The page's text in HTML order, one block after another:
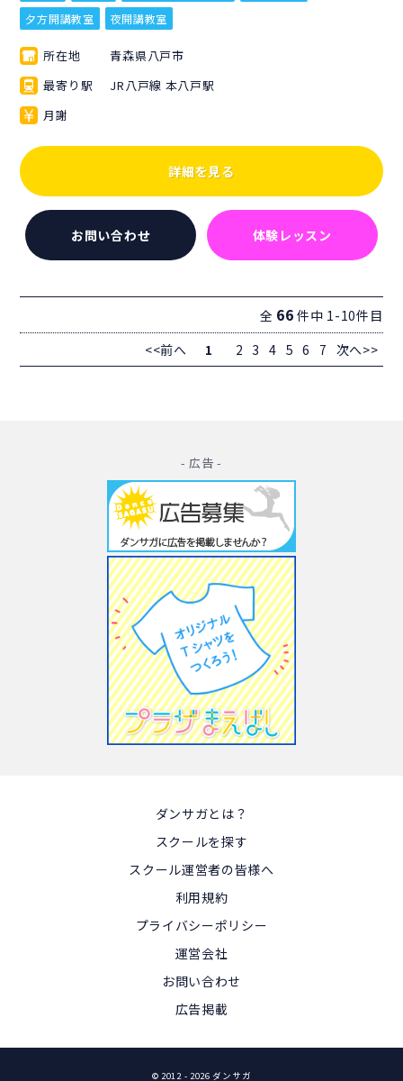
夕方開講教室
夜開講教室
所在地
青森県八戸市
最寄り駅
JR八戸線 本八戸駅
月謝
詳細を見る
お問い合わせ 体験レッスン
全 66 件中 1-10件目
<<前へ
1 2 3 4 5 6 7 次へ>>
- 広告 -
ダンサガとは？
スクールを探す
スクール運営者の皆様へ
利用規約
プライバシーポリシー
運営会社
お問い合わせ
広告掲載
© 2012- 2026 ダンサガ